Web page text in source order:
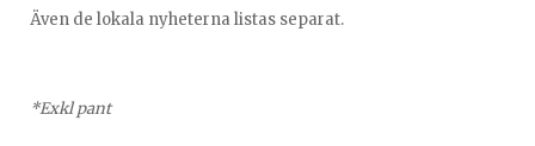
Även de lokala nyheterna listas separat.
*Exkl pant